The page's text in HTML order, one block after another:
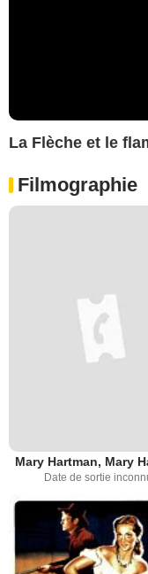
La Flèche et le
Filmographie
Mary Hartman, Mary
Date de sortie